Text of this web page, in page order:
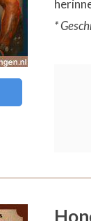
*